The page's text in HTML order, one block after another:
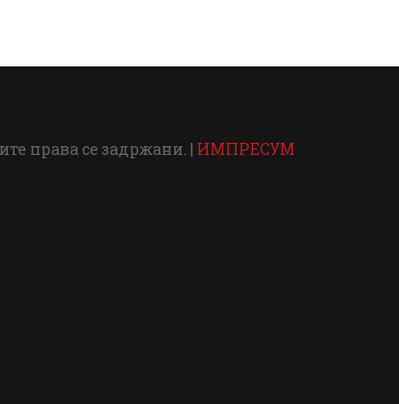
права се задржани. | ИМПРЕСУМ